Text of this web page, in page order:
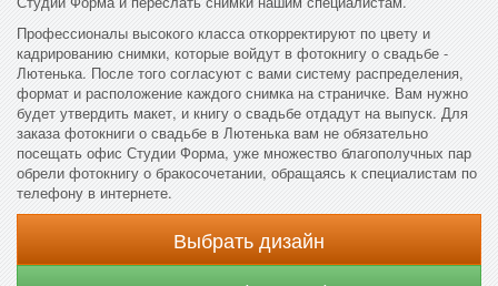
Профессионалы высокого класса откорректируют по цвету и
кадрированию снимки, которые войдут в фотокнигу о свадьбе -
Лютенька. После того согласуют с вами систему распределения,
формат и расположение каждого снимка на страничке. Вам нужно
будет утвердить макет, и книгу о свадьбе отдадут на выпуск. Для
заказа фотокниги о свадьбе в Лютенька вам не обязательно
посещать офис Студии Форма, уже множество благополучных пар
обрели фотокнигу о бракосочетании, обращаясь к специалистам по
телефону в интернете.
Выбрать дизайн